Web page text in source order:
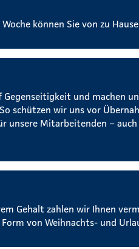
können Sie von zu
und machen
schützen wir uns vor
unsere Mitarbeitenden –
Gehalt zahlen wir Ihnen
von Weihnachts- und